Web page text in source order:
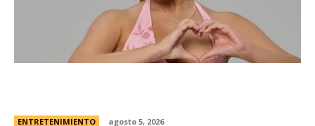
ENTRETENIMIENTO agosto 5, 2026